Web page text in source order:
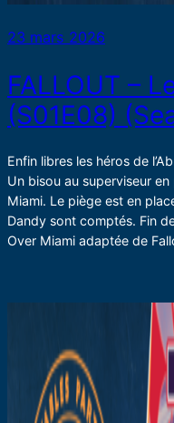
23 mars 2026
FALLOUT –
(S01E08)
Enfin libres les héros de
Un bisou au superviseur
Miami. Le piège est en
Dandy sont comptés. Fin
Over Miami adaptée de